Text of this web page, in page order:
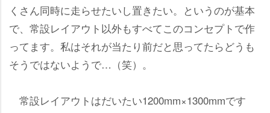
くさん同時に走らせたいし置きたい。というのが基本
で、常設レイアウト以外もすべてこのコンセプトで作
ってます。私はそれが当たり前だと思ってたらどうも
そうではないようで…（笑）。
常設レイアウトはだいたい1200mm×1300mmです